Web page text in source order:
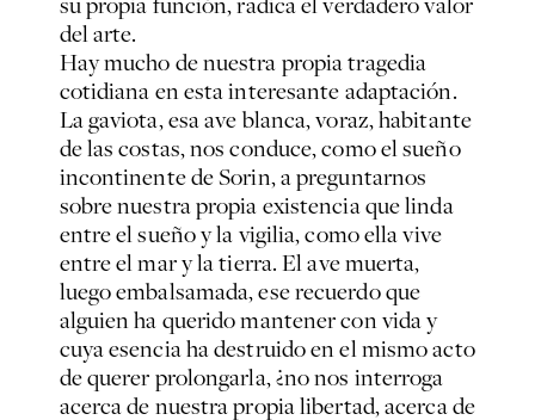
del arte.
Hay mucho de nuestra propia tragedia
cotidiana en esta interesante adaptación.
La gaviota, esa ave blanca, voraz, habitante
de las costas, nos conduce, como el sueño
incontinente de Sorin, a preguntarnos
sobre nuestra propia existencia que linda
entre el sueño y la vigilia, como ella vive
entre el mar y la tierra. El ave muerta,
luego embalsamada, ese recuerdo que
alguien ha querido mantener con vida y
cuya esencia ha destruido en el mismo acto
de querer prolongarla, ¿no nos interroga
acerca de nuestra propia libertad, acerca de